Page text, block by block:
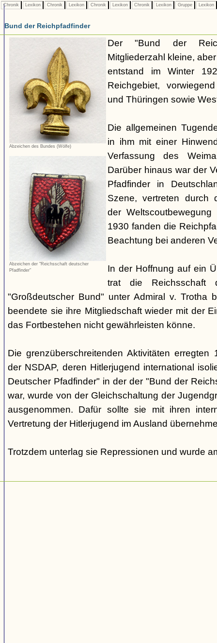
Chronik Lexikon Chronik Lexikon Chronik Lexikon Chronik Lexikon Gruppe Lexikon
Bund der Reichpfadfinder
Abzeichen des Bundes (Wölfe)
Abzeichen der "Reichsschaft deutscher
Pfadfinder"
Der "Bund der
Mitgliederzahl kleine,
entstand im Winter
Reichgebiet,
und Thüringen sowie
Die allgemeinen
in ihm mit einer
Verfassung des
Darüber hinaus war der
Pfadfinder in
Szene, vertreten durch
der
1930 fanden die
Beachtung bei anderen
In der Hoffnung auf ein
trat die Reichsschaft
"Großdeutscher Bund" unter Admiral v. Trotha
beendete sie ihre Mitgliedschaft wieder mit der
das Fortbestehen nicht gewährleisten könne.
Die grenzüberschreitenden Aktivitäten
der NSDAP, deren Hitlerjugend international
Deutscher Pfadfinder" in der der "Bund der
war, wurde von der Gleichschaltung der
ausgenommen. Dafür sollte sie mit ihren
Vertretung der Hitlerjugend im Ausland
Trotzdem unterlag sie Repressionen und wurde